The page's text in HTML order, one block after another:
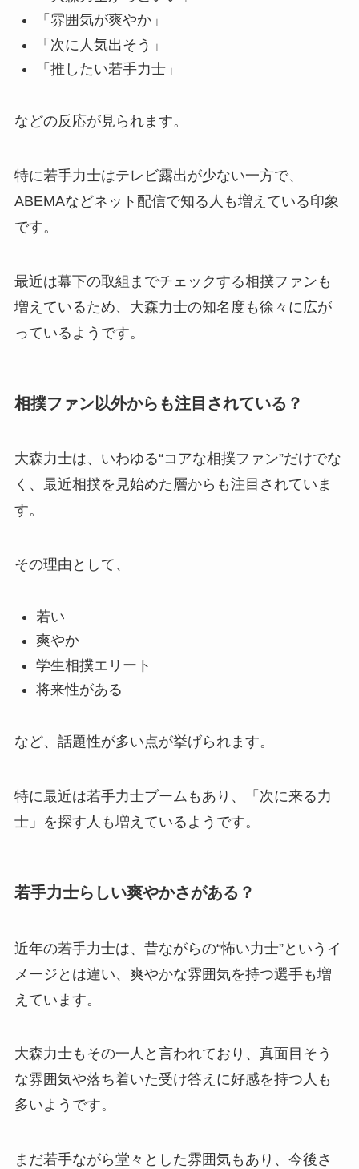
「雰囲気が爽やか」
「次に人気出そう」
「推したい若手力士」
などの反応が見られます。
特に若手力士はテレビ露出が少ない一方で、
ABEMAなどネット配信で知る人も増えている印象
です。
最近は幕下の取組までチェックする相撲ファンも
増えているため、大森力士の知名度も徐々に広が
っているようです。
相撲ファン以外からも注目されている？
大森力士は、いわゆる“コアな相撲ファン”だけでな
く、最近相撲を見始めた層からも注目されていま
す。
その理由として、
若い
爽やか
学生相撲エリート
将来性がある
など、話題性が多い点が挙げられます。
特に最近は若手力士ブームもあり、「次に来る力
士」を探す人も増えているようです。
若手力士らしい爽やかさがある？
近年の若手力士は、昔ながらの“怖い力士”というイ
メージとは違い、爽やかな雰囲気を持つ選手も増
えています。
大森力士もその一人と言われており、真面目そう
な雰囲気や落ち着いた受け答えに好感を持つ人も
多いようです。
まだ若手ながら堂々とした雰囲気もあり、今後さ